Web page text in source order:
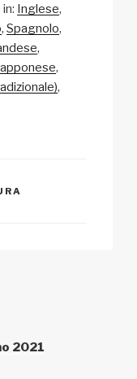
a
p
c
h
n
vi
di
Inglese
Spagnolo
2021